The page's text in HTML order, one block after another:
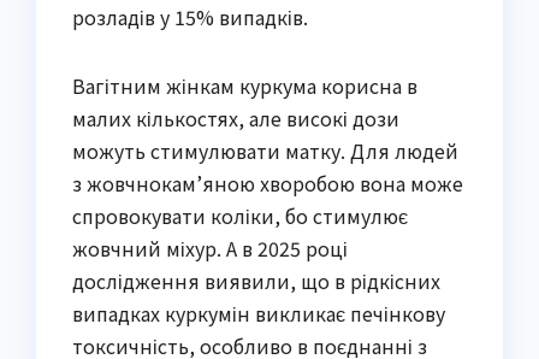
розладів у 15% випадків.
Вагітним жінкам куркума корисна в
малих кількостях, але високі дози
можуть стимулювати матку. Для людей
з жовчнокам’яною хворобою вона може
спровокувати коліки, бо стимулює
жовчний міхур. А в 2025 році
дослідження виявили, що в рідкісних
випадках куркумін викликає печінкову
токсичність, особливо в поєднанні з